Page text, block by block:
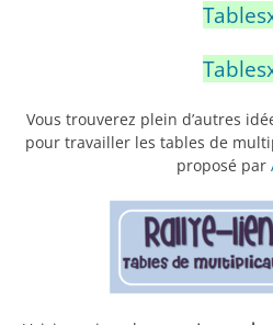
Vous trouverez plein d’autres
pour travailler les tables de
proposé par